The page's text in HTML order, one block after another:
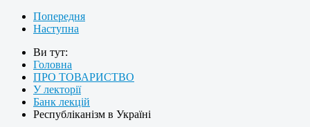
Попередня
Наступна
Ви тут:
Головна
ПРО ТОВАРИСТВО
У лекторії
Банк лекцій
Республіканізм в Україні